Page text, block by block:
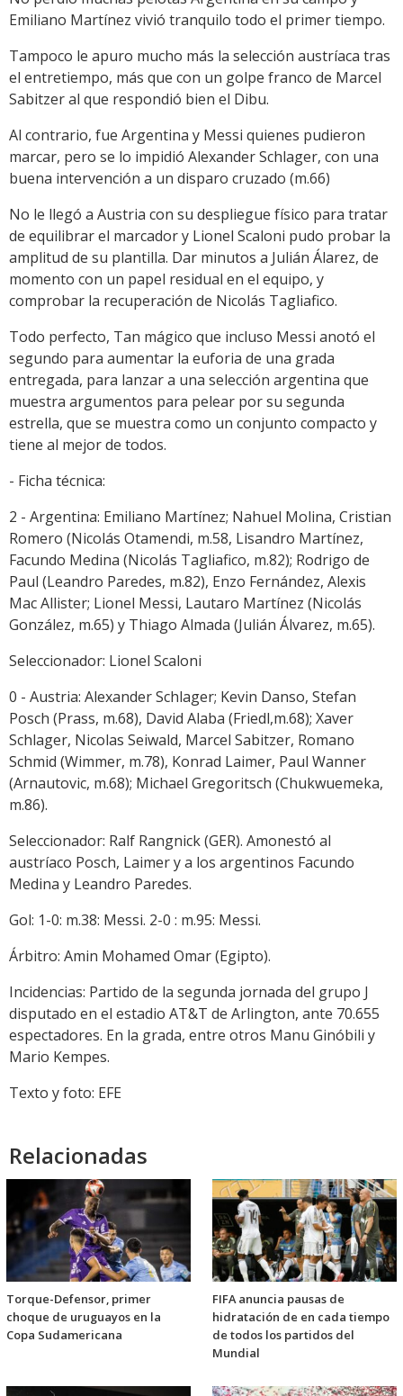
Emiliano Martínez vivió tranquilo todo el primer tiempo.
Tampoco le apuro mucho más la selección austríaca tras
el entretiempo, más que con un golpe franco de Marcel
Sabitzer al que respondió bien el Dibu.
Al contrario, fue Argentina y Messi quienes pudieron
marcar, pero se lo impidió Alexander Schlager, con una
buena intervención a un disparo cruzado (m.66)
No le llegó a Austria con su despliegue físico para tratar
de equilibrar el marcador y Lionel Scaloni pudo probar la
amplitud de su plantilla. Dar minutos a Julián Álarez, de
momento con un papel residual en el equipo, y
comprobar la recuperación de Nicolás Tagliafico.
Todo perfecto, Tan mágico que incluso Messi anotó el
segundo para aumentar la euforia de una grada
entregada, para lanzar a una selección argentina que
muestra argumentos para pelear por su segunda
estrella, que se muestra como un conjunto compacto y
tiene al mejor de todos.
- Ficha técnica:
2 - Argentina: Emiliano Martínez; Nahuel Molina, Cristian
Romero (Nicolás Otamendi, m.58, Lisandro Martínez,
Facundo Medina (Nicolás Tagliafico, m.82); Rodrigo de
Paul (Leandro Paredes, m.82), Enzo Fernández, Alexis
Mac Allister; Lionel Messi, Lautaro Martínez (Nicolás
González, m.65) y Thiago Almada (Julián Álvarez, m.65).
Seleccionador: Lionel Scaloni
0 - Austria: Alexander Schlager; Kevin Danso, Stefan
Posch (Prass, m.68), David Alaba (Friedl,m.68); Xaver
Schlager, Nicolas Seiwald, Marcel Sabitzer, Romano
Schmid (Wimmer, m.78), Konrad Laimer, Paul Wanner
(Arnautovic, m.68); Michael Gregoritsch (Chukwuemeka,
m.86).
Seleccionador: Ralf Rangnick (GER). Amonestó al
austríaco Posch, Laimer y a los argentinos Facundo
Medina y Leandro Paredes.
Gol: 1-0: m.38: Messi. 2-0 : m.95: Messi.
Árbitro: Amin Mohamed Omar (Egipto).
Incidencias: Partido de la segunda jornada del grupo J
disputado en el estadio AT&T de Arlington, ante 70.655
espectadores. En la grada, entre otros Manu Ginóbili y
Mario Kempes.
Texto y foto: EFE
Relacionadas
Torque-Defensor, primer
choque de uruguayos en la
Copa Sudamericana
FIFA anuncia pausas de
hidratación de en cada tiempo
de todos los partidos del
Mundial